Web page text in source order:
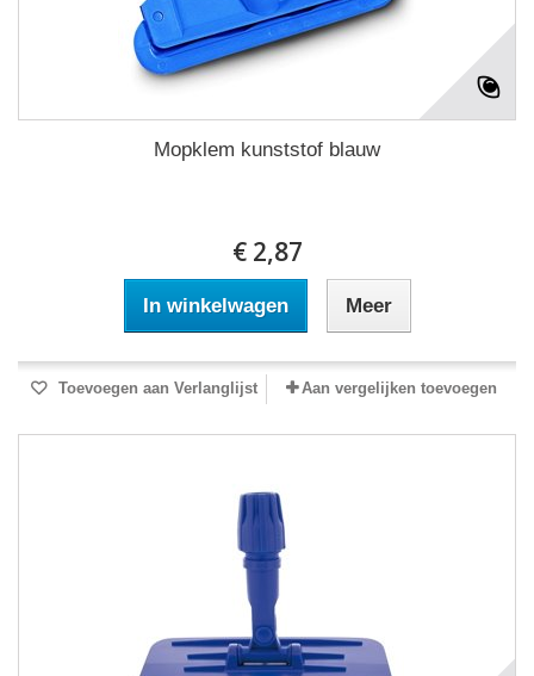
Mopklem kunststof blauw
€ 2,87
In winkelwagen Meer
Toevoegen aan Verlanglijst Aan vergelijken toevoegen